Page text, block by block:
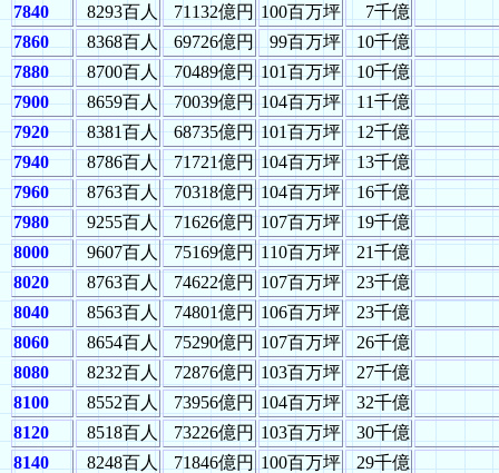
7840 8293百人 71132億円 100百万坪
7千億
7860
8368百人 69726億円 99百万坪
10千億
7880
8700百人 70489億円 101百万坪
10千億
7900
8659百人 70039億円 104百万坪
11千億
7920
8381百人 68735億円 101百万坪
12千億
7940
8786百人 71721億円 104百万坪
13千億
7960
8763百人 70318億円 104百万坪
16千億
7980
9255百人 71626億円 107百万坪
19千億
8000
9607百人 75169億円 110百万坪
21千億
8020
8763百人 74622億円 107百万坪
23千億
8040
8563百人 74801億円 106百万坪
23千億
8060
8654百人 75290億円 107百万坪
26千億
8080
8232百人 72876億円 103百万坪
27千億
8100
8552百人 73956億円 104百万坪
32千億
8120
8518百人 73226億円 103百万坪
30千億
8140
8248百人 71846億円 100百万坪
29千億